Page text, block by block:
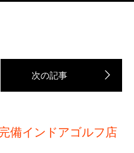
備インドアゴルフ店